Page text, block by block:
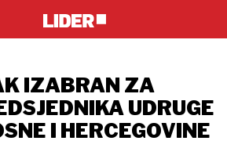
IZABRAN ZA
UDRUGE
I HERCEGOVINE